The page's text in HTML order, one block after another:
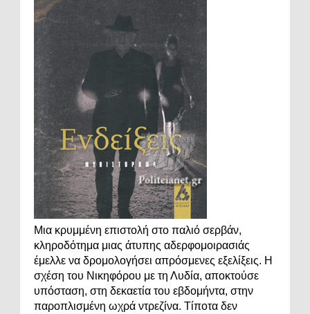
Μια κρυμμένη επιστολή στο παλιό σερβάν,
κληροδότημα μιας άτυπης αδερφομοιρασιάς
έμελλε να δρομολογήσει απρόσμενες εξελίξεις. Η
σχέση του Νικηφόρου με τη Λυδία, αποκτούσε
υπόσταση, στη δεκαετία του εβδομήντα, στην
παροπλισμένη ωχρά ντρεζίνα. Τίποτα δεν